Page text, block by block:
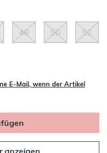
48 50 52
E-Mail, wenn der Artikel
anzeigen